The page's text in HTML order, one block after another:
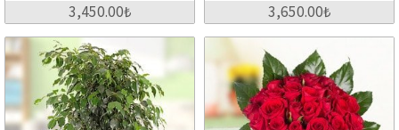
3,450.00₺ 3,650.00₺